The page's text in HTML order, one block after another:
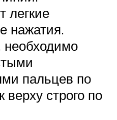
легкие
нажатия.
необходимо
пальцев по
строго по